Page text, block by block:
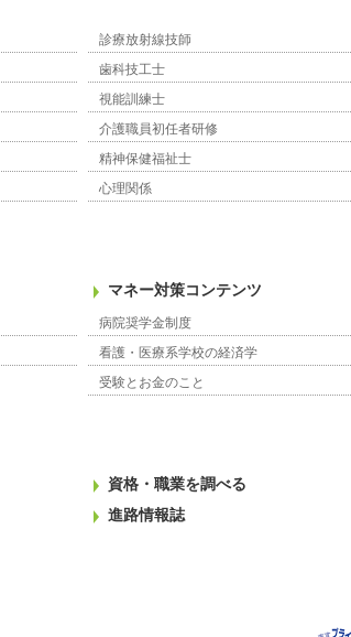
診療放射線技師
歯科技工士
視能訓練士
介護職員初任者研修
精神保健福祉士
心理関係
マネー対策コンテンツ
病院奨学金制度
看護・医療系学校の経済学
受験とお金のこと
資格・職業を調べる
進路情報誌